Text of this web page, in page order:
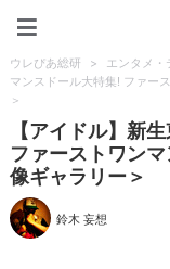
ウレぴあ総研 > エンタメ・
マンスドール大特集! ファー
＞
【アイドル】新
ファーストワン
像ギャラリー＞
鈴木 妄想